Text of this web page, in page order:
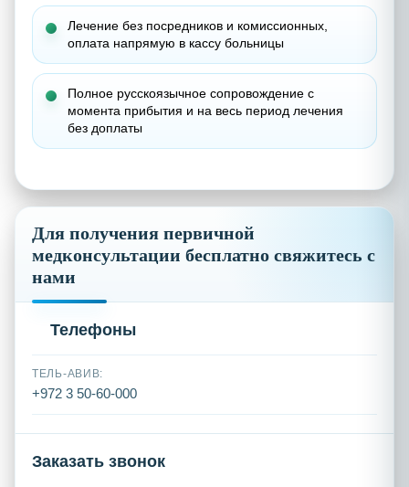
Лечение без посредников и комиссионных,
оплата напрямую в кассу больницы
Полное русскоязычное сопровождение с
момента прибытия и на весь период лечения
без доплаты
Для получения первичной
медконсультации бесплатно свяжитесь с
нами
Телефоны
ТЕЛЬ-АВИВ:
+972 3 50-60-000
Заказать звонок